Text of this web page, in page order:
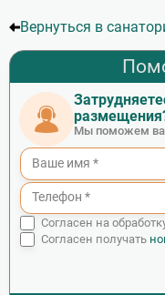
Вернуться в
Мы поможем
Согласен на
Согласен получать